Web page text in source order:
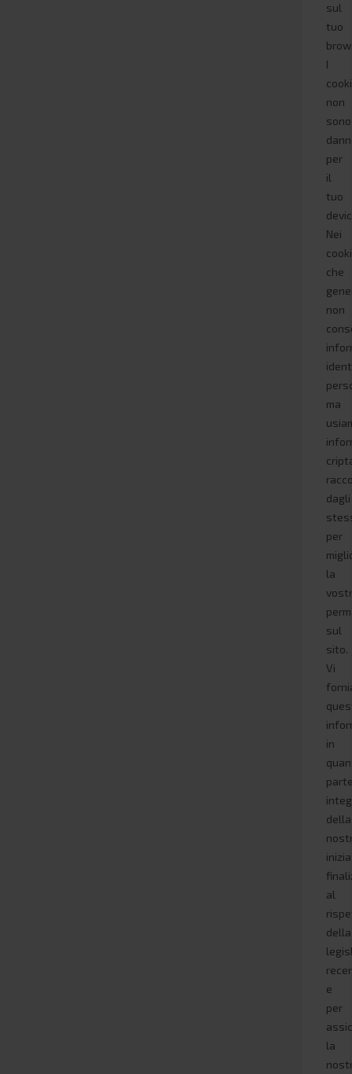
sul
tuo
I
non
sono
per
il
tuo
Nei
che
non
ma
dagli
per
la
sul
sito.
Vi
in
della
al
della
e
per
la